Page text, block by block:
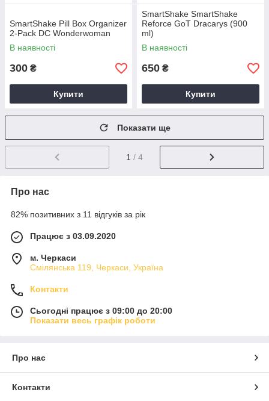
SmartShake Pill Box Organizer
2-Pack DC Wonderwoman
В наявності
300 ₴
Купити
SmartShake SmartShake
Reforce GoT Dracarys (900
ml)
В наявності
650 ₴
Купити
Показати ще
1 / 4
Про нас
82% позитивних з 11 відгуків за рік
Працює з 03.09.2020
м. Черкаси
Смілянська 119, Черкаси, Україна
Контакти
Сьогодні працює з 09:00 до 20:00
Показати весь графік роботи
Про нас
Контакти